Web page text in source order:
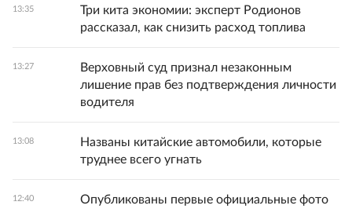
13:35
Три кита экономии: эксперт Родионов
рассказал, как снизить расход топлива
13:27
Верховный суд признал незаконным
лишение прав без подтверждения личности
водителя
13:08
Названы китайские автомобили, которые
труднее всего угнать
12:40
Опубликованы первые официальные фото